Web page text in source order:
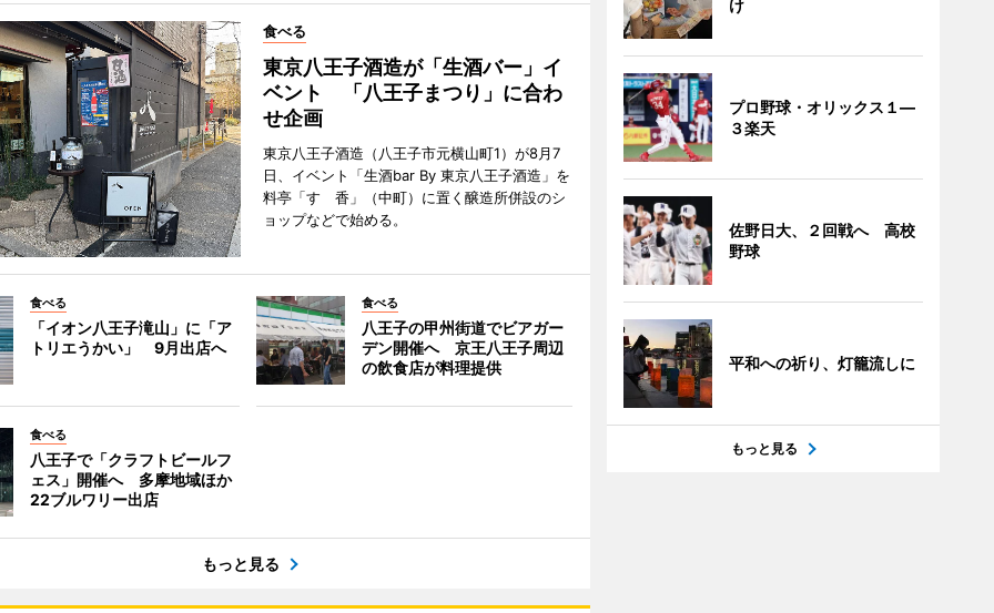
食べる
東京八王子酒造が「生酒バー」イ
ベント 「八王子まつり」に合わ
せ企画
東京八王子酒造（八王子市元横山町1）が8月7
日、イベント「生酒bar By 東京八王子酒造」を
料亭「すゞ香」（中町）に置く醸造所併設のシ
ョップなどで始める。
食べる
「イオン八王子滝山」に「ア
トリエうかい」 9月出店へ
食べる
八王子の甲州街道でビアガー
デン開催へ 京王八王子周辺
の飲食店が料理提供
食べる
八王子で「クラフトビールフ
ェス」開催へ 多摩地域ほか
22ブルワリー出店
もっと見る
け
プロ野球・オリックス１―
３楽天
佐野日大、２回戦へ 高校
野球
平和への祈り、灯籠流しに
もっと見る